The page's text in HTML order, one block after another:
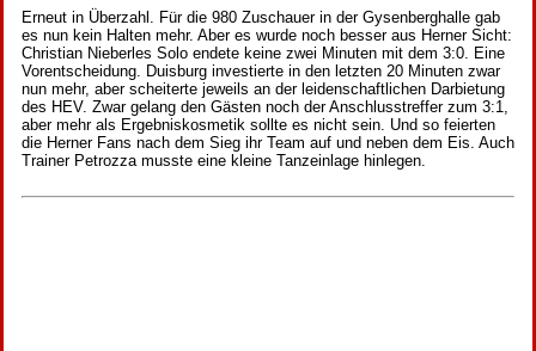
Erneut in Überzahl. Für die 980 Zuschauer in der Gysenberghalle gab
es nun kein Halten mehr. Aber es wurde noch besser aus Herner Sicht:
Christian Nieberles Solo endete keine zwei Minuten mit dem 3:0. Eine
Vorentscheidung. Duisburg investierte in den letzten 20 Minuten zwar
nun mehr, aber scheiterte jeweils an der leidenschaftlichen Darbietung
des HEV. Zwar gelang den Gästen noch der Anschlusstreffer zum 3:1,
aber mehr als Ergebniskosmetik sollte es nicht sein. Und so feierten
die Herner Fans nach dem Sieg ihr Team auf und neben dem Eis. Auch
Trainer Petrozza musste eine kleine Tanzeinlage hinlegen.